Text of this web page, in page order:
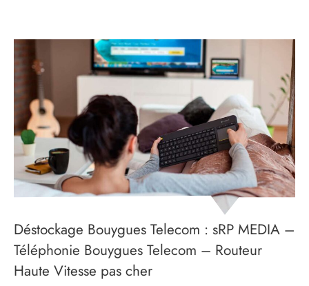
Déstockage Bouygues Telecom : sRP MEDIA –
Téléphonie Bouygues Telecom – Routeur
Haute Vitesse pas cher